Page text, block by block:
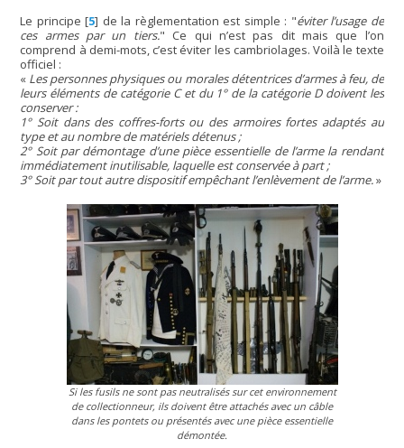
Le principe [5] de la règlementation est simple : "éviter l’usage de
ces armes par un tiers." Ce qui n’est pas dit mais que l’on
comprend à demi-mots, c’est éviter les cambriolages. Voilà le texte
officiel :
« Les personnes physiques ou morales détentrices d’armes à feu, de
leurs éléments de catégorie C et du 1° de la catégorie D doivent les
conserver :
1° Soit dans des coffres-forts ou des armoires fortes adaptés au
type et au nombre de matériels détenus ;
2° Soit par démontage d’une pièce essentielle de l’arme la rendant
immédiatement inutilisable, laquelle est conservée à part ;
3° Soit par tout autre dispositif empêchant l’enlèvement de l’arme.»
Si les fusils ne sont pas neutralisés sur cet environnement
de collectionneur, ils doivent être attachés avec un câble
dans les pontets ou présentés avec une pièce essentielle
démontée.